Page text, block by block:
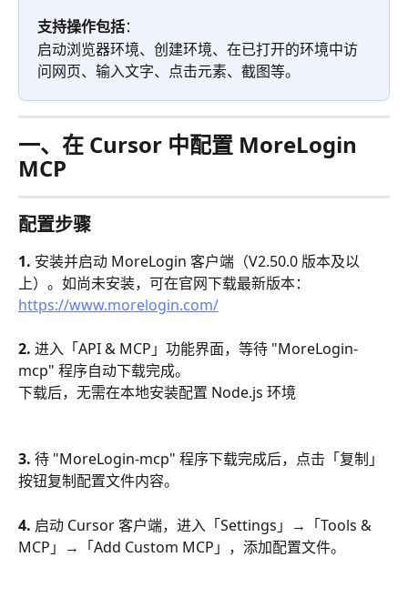
支持操作包括：
启动浏览器环境、创建环境、在已打开的环境中访
问网页、输入文字、点击元素、截图等。
一、在 Cursor 中配置 MoreLogin
MCP
配置步骤
1. 安装并启动 MoreLogin 客户端（V2.50.0 版本及以
上）。如尚未安装，可在官网下载最新版本：
https://www.morelogin.com/
2. 进入「API & MCP」功能界面，等待 "MoreLogin-
mcp" 程序自动下载完成。
下载后，无需在本地安装配置 Node.js 环境
3. 待 "MoreLogin-mcp" 程序下载完成后，点击「复制」
按钮复制配置文件内容。
4. 启动 Cursor 客户端，进入「Settings」→「Tools &
MCP」→「Add Custom MCP」，添加配置文件。